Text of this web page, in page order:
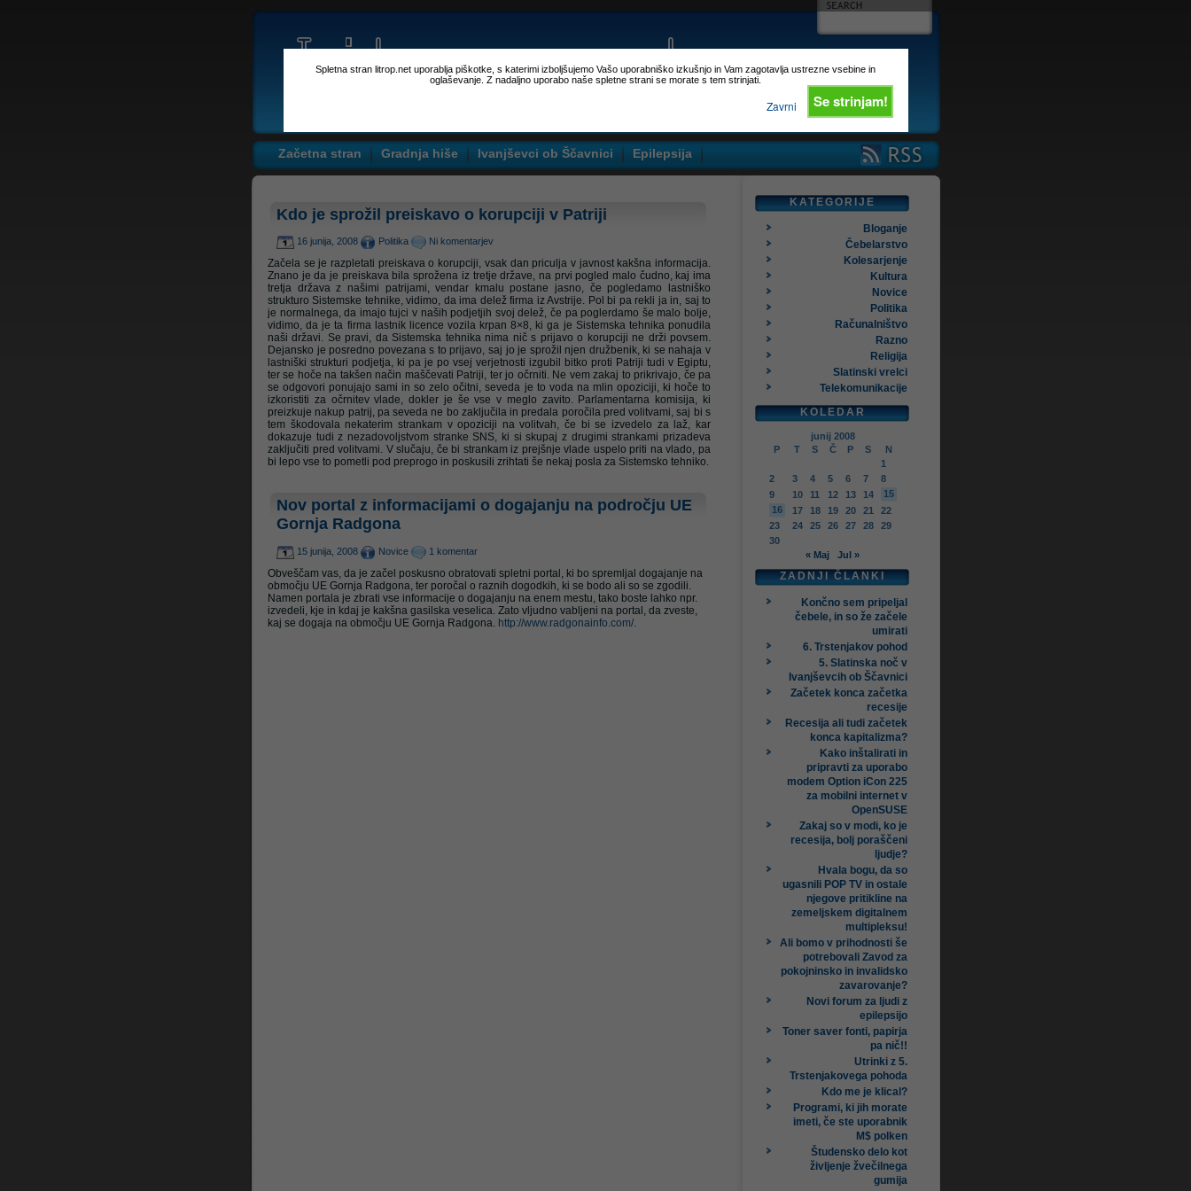
Spletna stran litrop.net uporablja piškotke, s katerimi izboljšujemo Vašo uporabniško izkušnjo in Vam zagotavlja ustrezne vsebine in
oglaševanje. Z nadaljno uporabo naše spletne strani se morate s tem strinjati.
Se strinjam!
Zavrni
Litrop.net
Začetna stran Gradnja hiše Ivanjševci ob Ščavnici Epilepsija
Kdo je sprožil preiskavo o korupciji v Patriji
16 junija, 2008 Politika Ni komentarjev
Začela se je razpletati preiskava o korupciji, vsak dan priculja v javnost kakšna informacija.
Znano je da je preiskava bila sprožena iz tretje države, na prvi pogled malo čudno, kaj ima
tretja država z našimi patrijami, vendar kmalu postane jasno, če pogledamo lastniško
strukturo Sistemske tehnike, vidimo, da ima delež firma iz Avstrije. Pol bi pa rekli ja in, saj to
je normalnega, da imajo tujci v naših podjetjih svoj delež, če pa poglerdamo še malo bolje,
vidimo, da je ta firma lastnik licence vozila krpan 8×8, ki ga je Sistemska tehnika ponudila
naši državi. Se pravi, da Sistemska tehnika nima nič s prijavo o korupciji ne drži povsem.
Dejansko je posredno povezana s to prijavo, saj jo je sprožil njen družbenik, ki se nahaja v
lastniški strukturi podjetja, ki pa je po vsej verjetnosti izgubil bitko proti Patriji tudi v Egiptu,
ter se hoče na takšen način maščevati Patriji, ter jo očrniti. Ne vem zakaj to prikrivajo, če pa
se odgovori ponujajo sami in so zelo očitni, seveda je to voda na mlin opoziciji, ki hoče to
izkoristiti za očrnitev vlade, dokler je še vse v meglo zavito. Parlamentarna komisija, ki
preizkuje nakup patrij, pa seveda ne bo zaključila in predala poročila pred volitvami, saj bi s
tem škodovala nekaterim strankam v opoziciji na volitvah, če bi se izvedelo za laž, kar
dokazuje tudi z nezadovoljstvom stranke SNS, ki si skupaj z drugimi strankami prizadeva
zaključiti pred volitvami. V slučaju, če bi strankam iz prejšnje vlade uspelo priti na vlado, pa
bi lepo vse to pometli pod preprogo in poskusili zrihtati še nekaj posla za Sistemsko tehniko.
Nov portal z informacijami o dogajanju na področju UE
Gornja Radgona
15 junija, 2008 Novice 1 komentar
Obveščam vas, da je začel poskusno obratovati spletni portal, ki bo spremljal dogajanje na
območju UE Gornja Radgona, ter poročal o raznih dogodkih, ki se bodo ali so se zgodili.
Namen portala je zbrati vse informacije o dogajanju na enem mestu, tako boste lahko npr.
izvedeli, kje in kdaj je kakšna gasilska veselica. Zato vljudno vabljeni na portal, da zveste,
kaj se dogaja na območju UE Gornja Radgona. http://www.radgonainfo.com/.
KATEGORIJE
Bloganje
Čebelarstvo
Kolesarjenje
Kultura
Novice
Politika
Računalništvo
Razno
Religija
Slatinski vrelci
Telekomunikacije
KOLEDAR
junij 2008
P
T S Č P S
N
1
2
3 4 5 6 7
8
9
10 11 12 13 14
15
16
17 18 19 20 21
22
23
24 25 26 27 28
29
30
« Maj
Jul »
ZADNJI ČLANKI
Končno sem pripeljal
čebele, in so že začele
umirati
6. Trstenjakov pohod
5. Slatinska noč v
Ivanjševcih ob Ščavnici
Začetek konca začetka
recesije
Recesija ali tudi začetek
konca kapitalizma?
Kako inštalirati in
pripravti za uporabo
modem Option iCon 225
za mobilni internet v
OpenSUSE
Zakaj so v modi, ko je
recesija, bolj poraščeni
ljudje?
Hvala bogu, da so
ugasnili POP TV in ostale
njegove pritikline na
zemeljskem digitalnem
multipleksu!
Ali bomo v prihodnosti še
potrebovali Zavod za
pokojninsko in invalidsko
zavarovanje?
Novi forum za ljudi z
epilepsijo
Toner saver fonti, papirja
pa nič!!
Utrinki z 5.
Trstenjakovega pohoda
Kdo me je klical?
Programi, ki jih morate
imeti, če ste uporabnik
M$ polken
Študensko delo kot
življenje žvečilnega
gumija